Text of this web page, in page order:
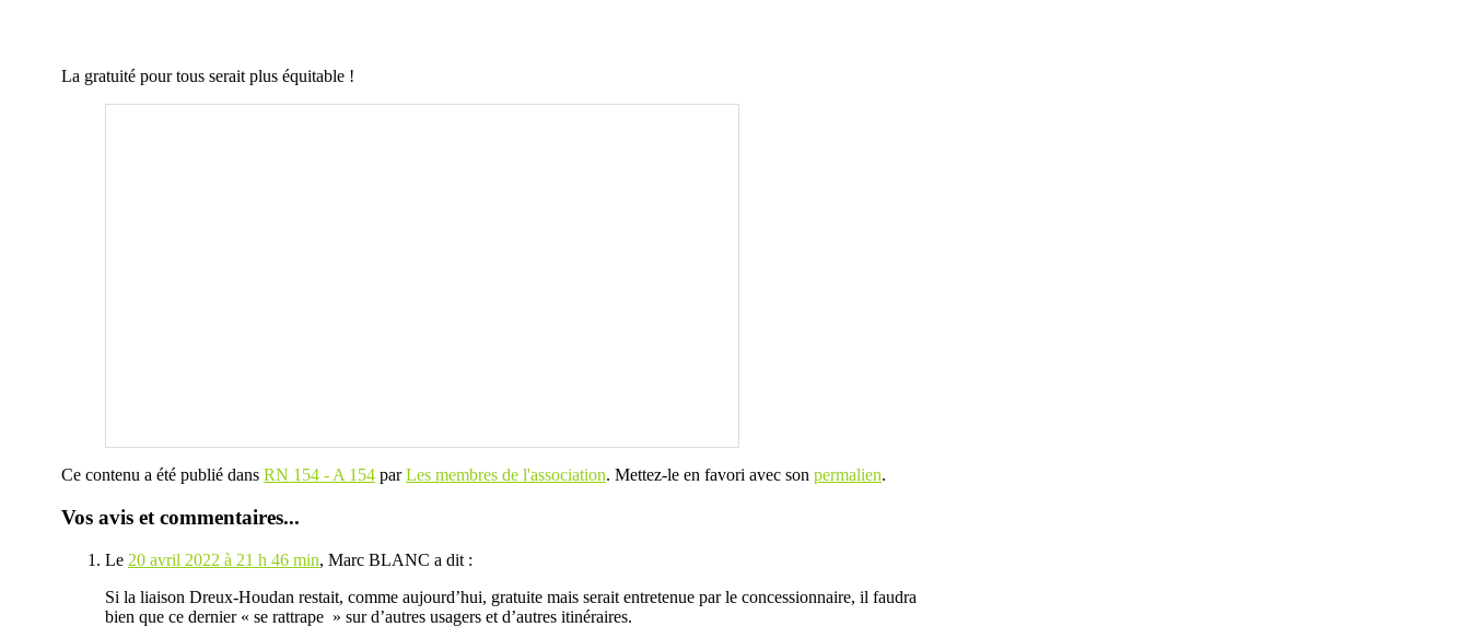
La gratuité pour tous serait plus équitable !
Ce contenu a été publié dans RN 154 - A 154 parLes membres de l'association. Mettez-le en favori avec son permalien.
Vos avis et commentaires...
Le 20 avril 2022 à 21 h 46 min, Marc BLANC a dit :
Si la liaison Dreux-Houdan restait, comme aujourd’hui, gratuite mais serait entretenue par le concessionnaire, il faudra
bien que ce dernier « se rattrape » sur d’autres usagers et d’autres itinéraires.